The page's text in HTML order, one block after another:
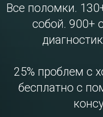
Все поломки.
собой. 900+
25% проблем с
бесплатно с